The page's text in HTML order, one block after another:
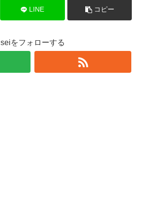
LINE コピー
seiをフォローする